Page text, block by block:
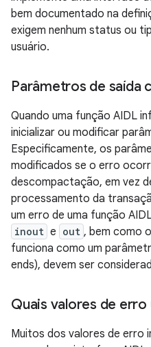
bem documentado na
exigem nenhum status ou
usuário.
Parâmetros de saída
Quando uma função AIDL
inicializar ou modificar
Especificamente, os
modificados se o erro
descompactação, em vez
processamento da
um erro de uma função
inout e out , bem como
funciona como um
ends), devem ser
Quais valores de erro
Muitos dos valores de erro